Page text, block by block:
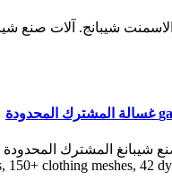
شيبانج. آلات صنع
150+ clothing meshes, 42